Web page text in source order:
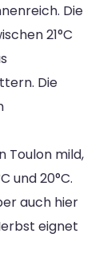
Die
21°C
Die
Toulon mild,
und 20°C.
auch hier
eignet